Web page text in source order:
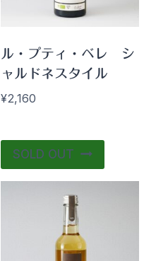
ル・プティ・ベレ シ
ャルドネスタイル
¥2,160
SOLD OUT